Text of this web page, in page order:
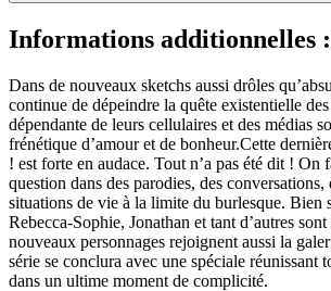
Informations additionnelles :
Dans de nouveaux sketchs aussi drôles
continue de dépeindre la quête existentielle
dépendante de leurs cellulaires et des médias
frénétique d’amour et de bonheur.Cette
! est forte en audace. Tout n’a pas été dit ! On
question dans des parodies, des conversations,
situations de vie à la limite du burlesque. Bien
Rebecca-Sophie, Jonathan et tant d’autres
nouveaux personnages rejoignent aussi la
série se conclura avec une spéciale réunissant
dans un ultime moment de complicité.